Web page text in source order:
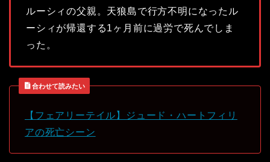
ルーシィの父親。天狼島で行方不明になったル
ーシィが帰還する1ヶ月前に過労で死んでしま
った。
合わせて読みたい
【フェアリーテイル】ジュード・ハートフィリ
アの死亡シーン